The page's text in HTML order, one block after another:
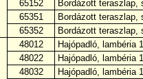
65152
Bordázott teraszlap,
65351
Bordázott teraszlap,
65352
Bordázott teraszlap,
48012
Hajópadló, lambéria
48022
Hajópadló, lambéria
48032
Hajópadló, lambéria